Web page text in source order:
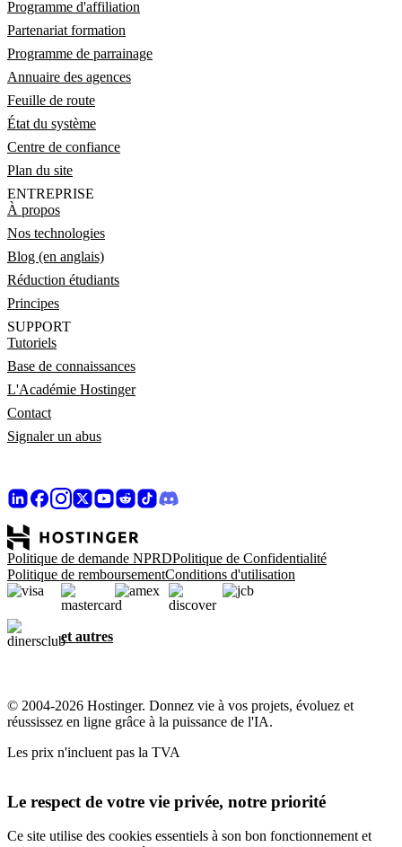
Programme d'affiliation
Partenariat formation
Programme de parrainage
Annuaire des agences
Feuille de route
État du système
Centre de confiance
Plan du site
ENTREPRISE
À propos
Nos technologies
Blog (en anglais)
Réduction étudiants
Principes
SUPPORT
Tutoriels
Base de connaissances
L'Académie Hostinger
Contact
Signaler un abus
Politique de demande NPRDPolitique de Confidentialité
Politique de remboursementConditions d'utilisation
et autres
© 2004-2026 Hostinger. Donnez vie à vos projets, évoluez et
réussissez en ligne grâce à la puissance de l'IA.
Les prix n'incluent pas la TVA
Le respect de votre vie privée, notre priorité
Ce site utilise des cookies essentiels à son bon fonctionnement et